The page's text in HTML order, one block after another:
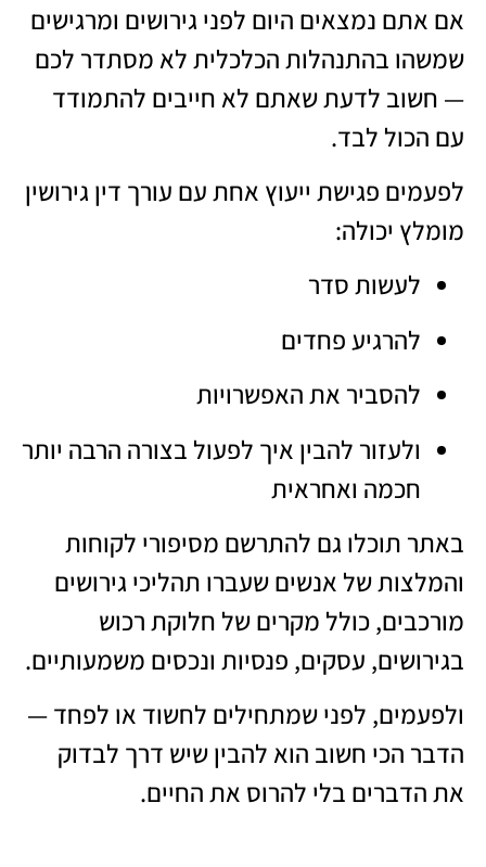
אם אתם נמצאים היום לפני גירושים ומרגישים
שמשהו בהתנהלות הכלכלית לא מסתדר לכם
— חשוב לדעת שאתם לא חייבים להתמודד
עם הכול לבד.
לפעמים פגישת ייעוץ אחת עם עורך דין גירושין
מומלץ יכולה:
לעשות סדר
להרגיע פחדים
להסביר את האפשרויות
ולעזור להבין איך לפעול בצורה הרבה יותר
חכמה ואחראית
באתר תוכלו גם להתרשם מסיפורי לקוחות
והמלצות של אנשים שעברו תהליכי גירושים
מורכבים, כולל מקרים של חלוקת רכוש
בגירושים, עסקים, פנסיות ונכסים משמעותיים.
ולפעמים, לפני שמתחילים לחשוד או לפחד —
הדבר הכי חשוב הוא להבין שיש דרך לבדוק
את הדברים בלי להרוס את החיים.